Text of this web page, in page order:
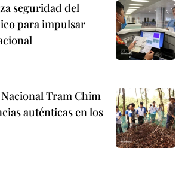
seguridad del
para impulsar
Tram Chim
auténticas en los